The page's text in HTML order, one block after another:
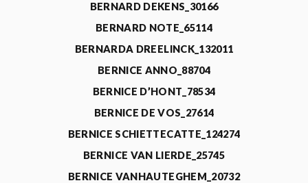
BERNARD DEKENS_30166
BERNARD NOTE_65114
BERNARDA DREELINCK_132011
BERNICE ANNO_88704
BERNICE D’HONT_78534
BERNICE DE VOS_27614
BERNICE SCHIETTECATTE_124274
BERNICE VAN LIERDE_25745
BERNICE VANHAUTEGHEM_20732